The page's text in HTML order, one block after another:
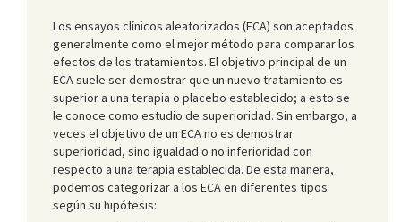
Los ensayos clínicos aleatorizados (ECA) son aceptados
generalmente como el mejor método para comparar los
efectos de los tratamientos. El objetivo principal de un
ECA suele ser demostrar que un nuevo tratamiento es
superior a una terapia o placebo establecido; a esto se
le conoce como estudio de superioridad. Sin embargo, a
veces el objetivo de un ECA no es demostrar
superioridad, sino igualdad o no inferioridad con
respecto a una terapia establecida. De esta manera,
podemos categorizar a los ECA en diferentes tipos
según su hipótesis: